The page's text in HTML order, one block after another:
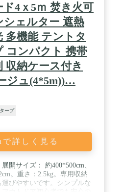
ド4ｘ5ｍ 焚き火可
シェルター 遮熱
多機能 テントタ
コンパクト 携帯
収納ケース付き
ジュ(4*5m))…
ープ
詳しく見る
開サイズ： 約400*500cm、
。重さ：2.5kg。専用収納
びやすいです。シンプルな